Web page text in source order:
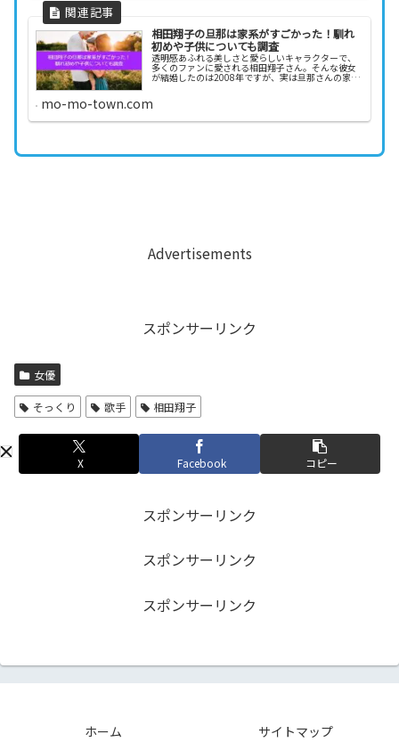
相田翔子の旦那は家系がすごかった！馴れ
初めや子供についても調査
透明感あふれる美しさと愛らしいキャラクターで、
多くのファンに愛される相田翔子さん。そんな彼女
が結婚したのは2008年ですが、実は旦那さんの家系
が驚くほどすごいと話題になっています。一体、相
か？ さ...
mo-mo-town.com
Advertisements
スポンサーリンク
女優
そっくり 歌手 相田翔子
X Facebook コピー
スポンサーリンク
スポンサーリンク
スポンサーリンク
ホーム サイトマップ